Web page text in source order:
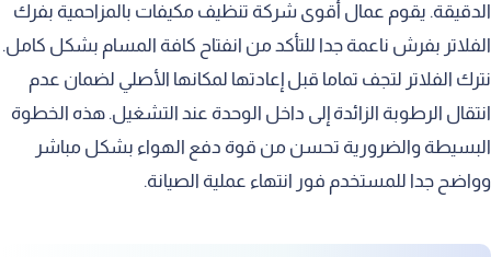
الدقيقة. يقوم عمال أقوى شركة تنظيف مكيفات بالمزاحمية بفرك
الفلاتر بفرش ناعمة جدا للتأكد من انفتاح كافة المسام بشكل كامل.
نترك الفلاتر لتجف تماما قبل إعادتها لمكانها الأصلي لضمان عدم
انتقال الرطوبة الزائدة إلى داخل الوحدة عند التشغيل. هذه الخطوة
البسيطة والضرورية تحسن من قوة دفع الهواء بشكل مباشر
وواضح جدا للمستخدم فور انتهاء عملية الصيانة.